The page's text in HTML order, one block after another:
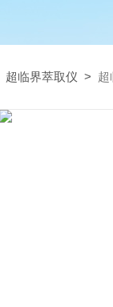
超临界萃取仪 > 超